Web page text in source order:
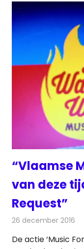
“Vlaamse
van deze
Request”
26 december 2016
De actie ‘Music